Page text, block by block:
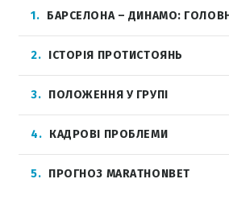
1 БАРСЕЛОНА – ДИНАМО:
2 ІСТОРІЯ ПРОТИСТОЯНЬ
3 ПОЛОЖЕННЯ У ГРУПІ
4 КАДРОВІ ПРОБЛЕМИ
5 ПРОГНОЗ MARATHONBET